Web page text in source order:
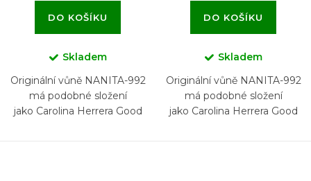
DO KOŠÍKU
Skladem
Originální vůně NANITA-992
má podobné složení
jako Carolina Herrera Good
DO KOŠÍKU
Skladem
Originální vůně NANITA-992
má podobné složení
jako Carolina Herrera Good